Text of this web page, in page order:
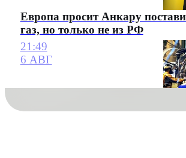
Европа просит Анкару
газ, но только не из РФ
21:49
6 АВГ